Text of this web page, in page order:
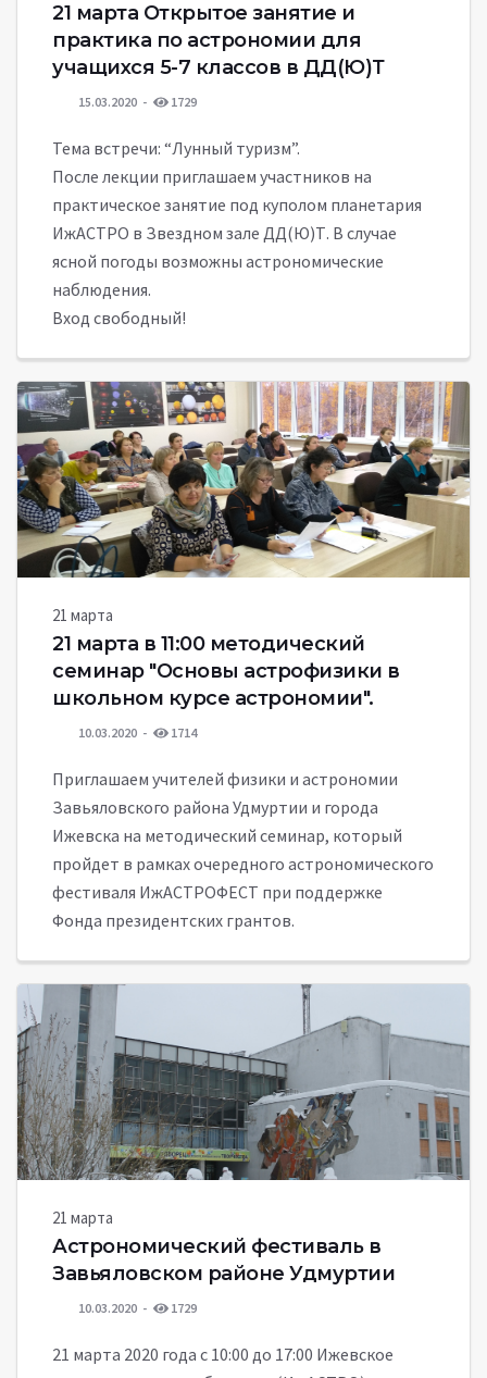
21 марта Открытое занятие и
практика по астрономии для
учащихся 5-7 классов в ДД(Ю)Т
15.03.2020 1729
Тема встречи: “Лунный туризм”.
После лекции приглашаем участников на
практическое занятие под куполом планетария
ИжАСТРО в Звездном зале ДД(Ю)Т. В случае
ясной погоды возможны астрономические
наблюдения.
Вход свободный!
21 марта
21 марта в 11:00 методический
семинар "Основы астрофизики в
школьном курсе астрономии".
10.03.2020 1714
Приглашаем учителей физики и астрономии
Завьяловского района Удмуртии и города
Ижевска на методический семинар, который
пройдет в рамках очередного астрономического
фестиваля ИжАСТРОФЕСТ при поддержке
Фонда президентских грантов.
21 марта
Астрономический фестиваль в
Завьяловском районе Удмуртии
10.03.2020 1729
21 марта 2020 года с 10:00 до 17:00 Ижевское